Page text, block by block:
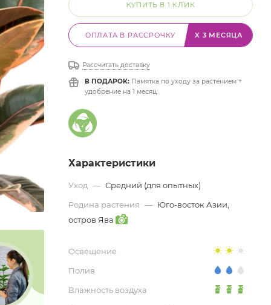
КУПИТЬ В 1 КЛИК
ОПЛАТА В РАССРОЧКУ X 3 МЕСЯЦА
Рассчитать доставку
В ПОДАРОК: Памятка по уходу за растением +
удобрение на 1 месяц
Характеристики
Уход — Средний (для опытных)
Родина растения — Юго-восток Азии,
остров Ява
Освещение
Полив
Влажность воздуха